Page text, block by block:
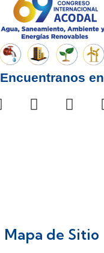
Encuentranos en
Mapa de Sitio